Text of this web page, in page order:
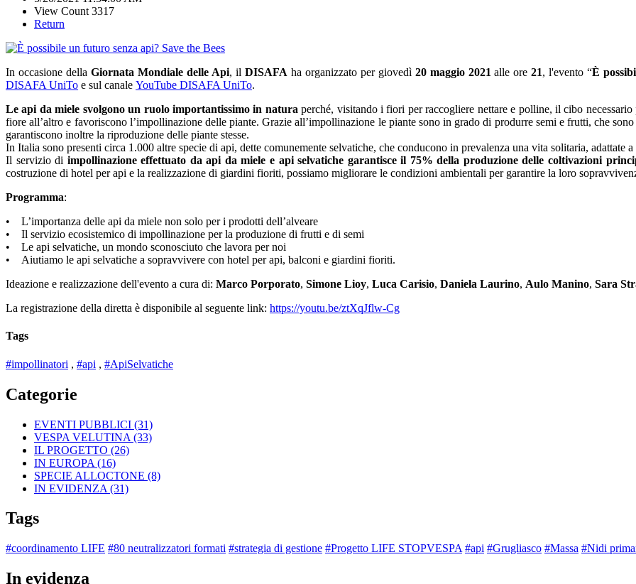
View Count 3317
Return
In occasione della Giornata Mondiale delle Api, il DISAFA ha organizzato per giovedì 20 maggio 2021 alle ore21, l'evento “È
DISAFA UniTo e sul canale YouTube DISAFA UniTo.
Le api da miele svolgono un ruolo importantissimo in natura perché, visitando i fiori per raccogliere nettare e polline, il cibo
fiore all’altro e favoriscono l’impollinazione delle piante. Grazie all’impollinazione le piante sono in grado di produrre semi e frutti, che
garantiscono inoltre la riproduzione delle piante stesse.
In Italia sono presenti circa 1.000 altre specie di api, dette comunemente selvatiche, che conducono in prevalenza una vita solitaria, adattate
Il servizio di impollinazione effettuato da api da miele e api selvatiche garantisce il 75% della produzione delle coltivazioni
costruzione di hotel per api e la realizzazione di giardini fioriti, possiamo migliorare le condizioni ambientali per garantire la loro
Programma:
• L’importanza delle api da miele non solo per i prodotti dell’alveare
• Il servizio ecosistemico di impollinazione per la produzione di frutti e di semi
• Le api selvatiche, un mondo sconosciuto che lavora per noi
• Aiutiamo le api selvatiche a sopravvivere con hotel per api, balconi e giardini fioriti.
Ideazione e realizzazione dell'evento a cura di: Marco Porporato, Simone Lioy, Luca Carisio, Daniela Laurino, Aulo Manino, Sara
La registrazione della diretta è disponibile al seguente link: https://youtu.be/ztXqJflw-Cg
Tags
#impollinatori , #api , #ApiSelvatiche
Categorie
EVENTI PUBBLICI (31)
VESPA VELUTINA (33)
IL PROGETTO (26)
IN EUROPA (16)
SPECIE ALLOCTONE (8)
IN EVIDENZA (31)
Tags
#coordinamento LIFE #80 neutralizzatori formati #strategia di gestione #Progetto LIFE STOPVESPA #api #Grugliasco #Massa #Nidi
In evidenza